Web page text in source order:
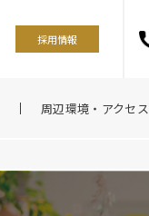
採用情報
周辺環境・アクセス